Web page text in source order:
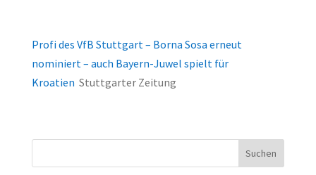
Profi des VfB Stuttgart – Borna Sosa erneut
nominiert – auch Bayern-Juwel spielt für
Kroatien Stuttgarter Zeitung
Suchen